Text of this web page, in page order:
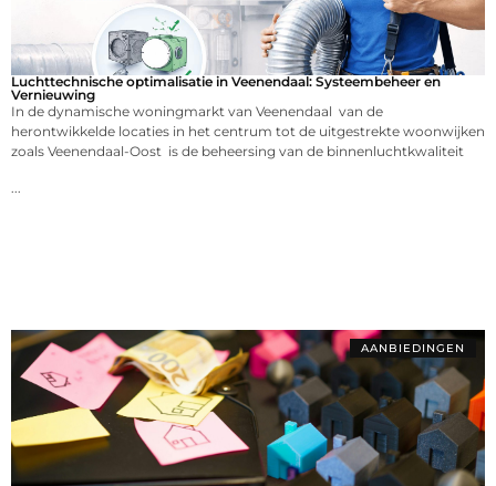
Luchttechnische optimalisatie in Veenendaal: Systeembeheer en
Vernieuwing
In de dynamische woningmarkt van Veenendaal van de
herontwikkelde locaties in het centrum tot de uitgestrekte woonwijken
zoals Veenendaal-Oost is de beheersing van de binnenluchtkwaliteit
AANBIEDINGEN